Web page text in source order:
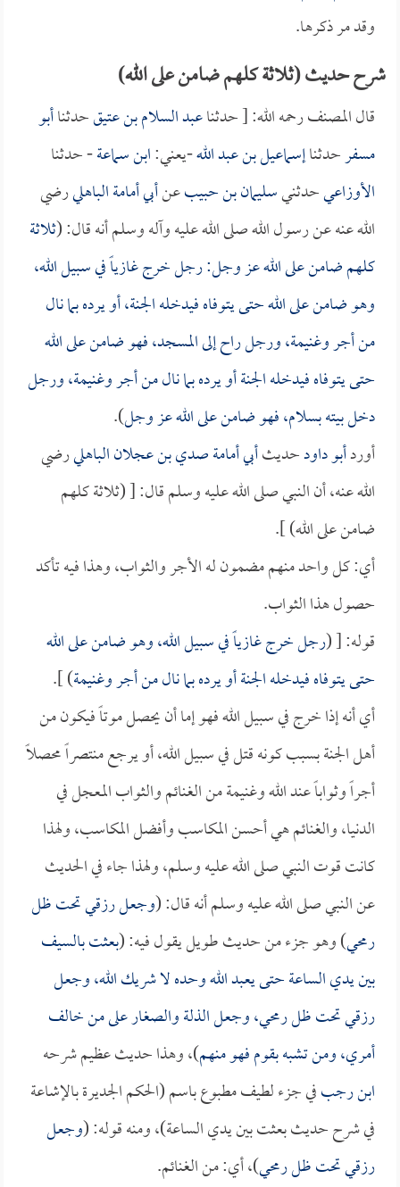
وقد مر ذكرها.
شرح حديث (ثلاثة كلهم ضامن على الله)
قال المصنف رحمه الله: [ حدثناعبد السلام بن عتيقحدثناأبو
مسفرحدثناإسماعيل بن عبد الله-يعني:ابن سماعة- حدثنا
الأوزاعيحدثنيسليمان بن حبيبعنأبي أمامة الباهليرضي
الله عنه عن رسول الله صلى الله عليه وآله وسلم أنه قال: (ثلاثة
كلهم ضامن على الله عز وجل: رجل خرج غازياً في سبيل الله،
وهو ضامن على الله حتى يتوفاه فيدخله الجنة، أو يرده بما نال
من أجر وغنيمة، ورجل راح إلى المسجد، فهو ضامن على الله
حتى يتوفاه فيدخله الجنة أو يرده بما نال من أجر وغنيمة، ورجل
دخل بيته بسلام، فهو ضامن على الله عز وجل).
أوردأبو داودحديثأبي أمامة صدي بن عجلان الباهليرضي
الله عنه، أن النبي صلى الله عليه وسلم قال: [ (ثلاثة كلهم
ضامن على الله) ].
أي: كل واحد منهم مضمون له الأجر والثواب، وهذا فيه تأكد
حصول هذا الثواب.
قوله: [ (رجل خرج غازياً في سبيل الله، وهو ضامن على الله
حتى يتوفاه فيدخله الجنة أو يرده بما نال من أجر وغنيمة) ].
أي أنه إذا خرج في سبيل الله فهو إما أن يحصل موتاً فيكون من
أهل الجنة بسبب كونه قتل في سبيل الله، أو يرجع منتصراً محصلاً
أجراً وثواباً عند الله وغنيمة من الغنائم والثواب المعجل في
الدنيا، والغنائم هي أحسن المكاسب وأفضل المكاسب، ولهذا
كانت قوت النبي صلى الله عليه وسلم، ولهذا جاء في الحديث
عن النبي صلى الله عليه وسلم أنه قال: (وجعل رزقي تحت ظل
رمحي) وهو جزء من حديث طويل يقول فيه: (بعثت بالسيف
بين يدي الساعة حتى يعبد الله وحده لا شريك الله، وجعل
رزقي تحت ظل رمحي، وجعل الذلة والصغار على من خالف
أمري، ومن تشبه بقوم فهو منهم)، وهذا حديث عظيم شرحه
ابن رجبفي جزء لطيف مطبوع باسم (الحكم الجديرة بالإشاعة
في شرح حديث بعثت بين يدي الساعة)، ومنه قوله: (وجعل
رزقي تحت ظل رمحي)، أي: من الغنائم.